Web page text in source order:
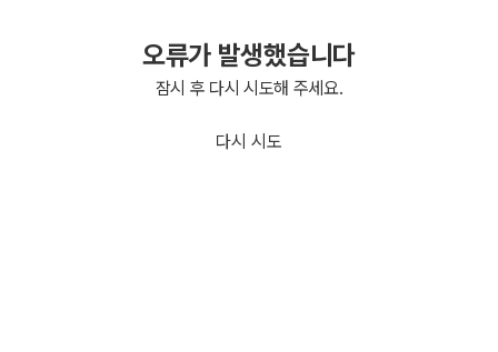
오류가 발생했습니다
잠시 후 다시 시도해 주세요.
다시 시도